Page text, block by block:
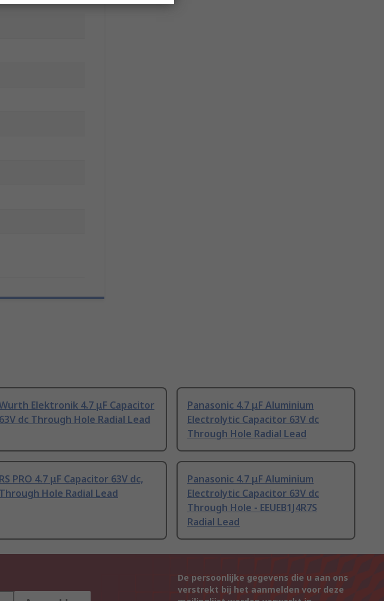
Elektronik 4.7 μF Capacitor
63V dc Through Hole Radial Lead
Panasonic 4.7 μF Aluminium
Electrolytic Capacitor 63V dc
Through Hole Radial Lead
RS PRO 4.7 μF Capacitor 63V dc,
Through Hole Radial Lead
Panasonic 4.7 μF Aluminium
Electrolytic Capacitor 63V dc
Through Hole - EEUEB1J4R7S
Radial Lead
De persoonlijke gegevens die u aan ons
verstrekt bij het aanmelden voor deze